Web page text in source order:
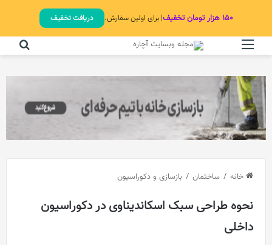
۱۵۰ هزار تومان تخفیف | برای اولین سفارش. دریافت تخفیف
خانه / ساختمان / بازسازی و دکوراسیون
نحوه طراحی سبک اسکاندیناوی در دکوراسیون
داخلی